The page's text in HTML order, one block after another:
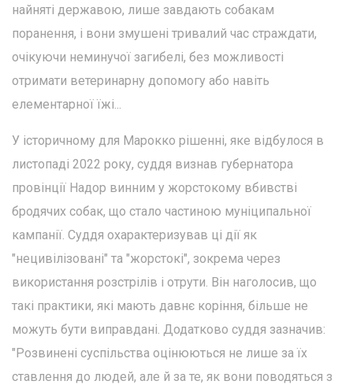
найняті державою, лише завдають собакам
поранення, і вони змушені тривалий час страждати,
очікуючи неминучої загибелі, без можливості
отримати ветеринарну допомогу або навіть
елементарної їжі...
У історичному для Марокко рішенні, яке відбулося в
листопаді 2022 року, суддя визнав губернатора
провінції Надор винним у жорстокому вбивстві
бродячих собак, що стало частиною муніципальної
кампанії. Суддя охарактеризував ці дії як
"нецивілізовані" та "жорстокі", зокрема через
використання розстрілів і отрути. Він наголосив, що
такі практики, які мають давнє коріння, більше не
можуть бути виправдані. Додатково суддя зазначив:
"Розвинені суспільства оцінюються не лише за їх
ставлення до людей, але й за те, як вони поводяться з